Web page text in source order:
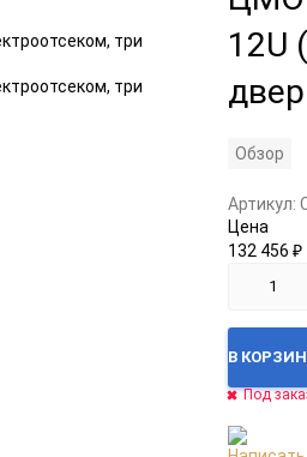
12U
Обзор
Артикул:
Цена
132 456 ₽
В
Под